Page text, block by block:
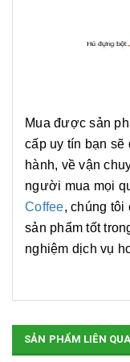
Mua được sản
cấp uy tín bạn sẽ
hành, về vận
người mua mọi
Coffee, chúng tôi
sản phẩm tốt
nghiệm dịch vụ
SẢN PHẨM LIÊN